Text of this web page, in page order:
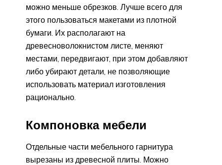
можно меньше обрезков. Лучше всего для
этого пользоваться макетами из плотной
бумаги. Их располагают на
древесноволокнистом листе, меняют
местами, передвигают, при этом добавляют
либо убирают детали, не позволяющие
использовать материал изготовления
рационально.
Компоновка мебели
Отдельные части мебельного гарнитура
вырезаны из древесной плиты. Можно